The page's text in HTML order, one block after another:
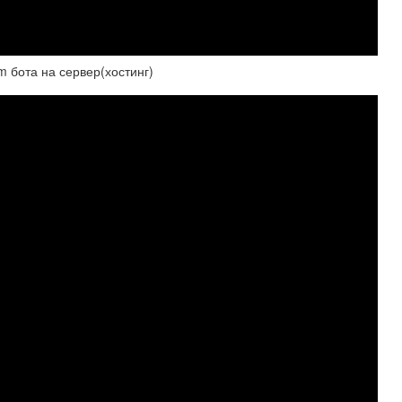
на сервер(хостинг)